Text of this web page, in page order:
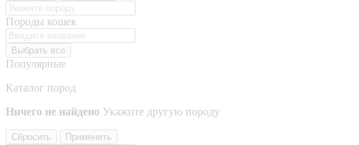
Породы кошек
Выбрать все
Популярные
Каталог пород
Ничего не найдено Укажите другую породу
Сбросить Применить